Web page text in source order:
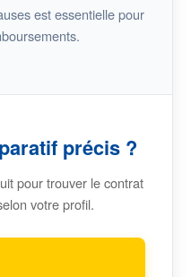
est essentielle pour
précis ?
pour trouver le contrat
votre profil.